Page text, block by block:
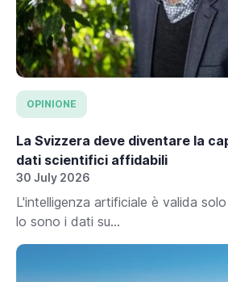
OPINIONE
La Svizzera deve diventare la
dati scientifici affidabili
30 July 2026
L'intelligenza artificiale è valida
lo sono i dati su...